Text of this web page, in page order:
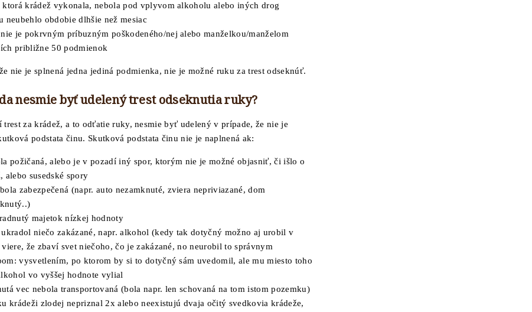
ktorá krádež vykonala, nebola pod vplyvom alkoholu alebo iných drog
neubehlo obdobie dlhšie než mesiac
je pokrvným príbuzným poškodeného/nej alebo manželkou/manželom
približne 50 podmienok
nie je splnená jedna jediná podmienka, nie je možné ruku za trest odseknúť.
nesmie byť udelený trest odseknutia ruky?
trest za krádež, a to odťatie ruky, nesmie byť udelený v prípade, že nie je
podstata činu. Skutková podstata činu nie je naplnená ak:
požičaná, alebo je v pozadí iný spor, ktorým nie je možné objasniť, či išlo o
alebo susedské spory
zabezpečená (napr. auto nezamknuté, zviera nepriviazané, dom
majetok nízkej hodnoty
niečo zakázané, napr. alkohol (kedy tak dotyčný možno aj urobil v
že zbaví svet niečoho, čo je zakázané, no neurobil to správnym
vysvetlením, po ktorom by si to dotyčný sám uvedomil, ale mu miesto toho
vo vyššej hodnote vylial
vec nebola transportovaná (bola napr. len schovaná na tom istom pozemku)
krádeži zlodej nepriznal 2x alebo neexistujú dvaja očitý svedkovia krádeže,